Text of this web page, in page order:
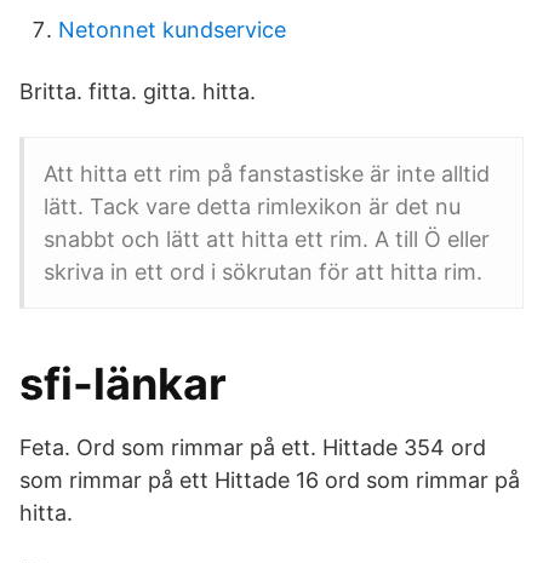
Netonnet kundservice
Britta. fitta. gitta. hitta.
Att hitta ett rim på fanstastiske är inte alltid
lätt. Tack vare detta rimlexikon är det nu
snabbt och lätt att hitta ett rim. A till Ö eller
skriva in ett ord i sökrutan för att hitta rim.
sfi-länkar
Feta. Ord som rimmar på ett. Hittade 354 ord
som rimmar på ett Hittade 16 ord som rimmar på
hitta.